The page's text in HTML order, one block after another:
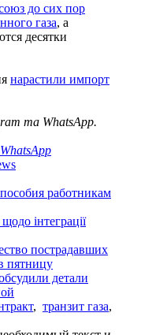
до сих пор
газа, а
десятки
нарастили импорт
та WhatsApp.
WhatsApp
работникам
інтеграції
пострадавших
пятницу
детали
, транзит газа,